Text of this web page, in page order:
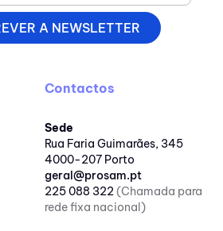
A NEWSLETTER
Contactos
Sede
Rua Faria Guimarães, 345
4000-207 Porto
geral@prosam.pt
225 088 322(Chamada para
rede fixa nacional)